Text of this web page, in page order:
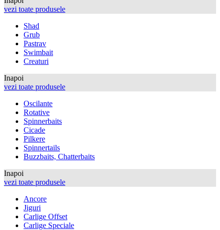
vezi toate produsele
Shad
Grub
Pastrav
Swimbait
Creaturi
Inapoi
vezi toate produsele
Oscilante
Rotative
Spinnerbaits
Cicade
Pilkere
Spinnertails
Buzzbaits, Chatterbaits
Inapoi
vezi toate produsele
Ancore
Jiguri
Carlige Offset
Carlige Speciale